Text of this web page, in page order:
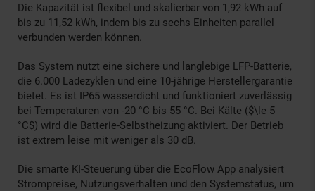
Die Kapazität ist flexibel und skalierbar von 1,92 kWh auf
bis zu 11,52 kWh, indem bis zu sechs Einheiten parallel
verbunden werden können.
Das System nutzt eine sichere und langlebige LFP-Batterie,
die 6.000 Ladezyklen und eine 10-jährige Herstellergarantie
bietet. Es ist IP65 wasserdicht und funktioniert zuverlässig
bei Temperaturen von -20 °C bis 55 °C. Bei Kälte ($\le 5
°C$) wird die Batterie-Selbstheizung aktiviert. Der Betrieb
ist extrem leise mit weniger als 30 dB.
Die smarte KI-Steuerung über die EcoFlow App analysiert
Strompreise, Nutzungsverhalten und den Systemstatus, um